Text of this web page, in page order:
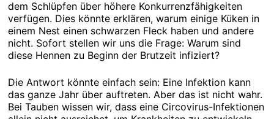
dem Schlüpfen über höhere Konkurrenzfähigkeiten
verfügen. Dies könnte erklären, warum einige Küken in
einem Nest einen schwarzen Fleck haben und andere
nicht. Sofort stellen wir uns die Frage: Warum sind
diese Hennen zu Beginn der Brutzeit infiziert?
Die Antwort könnte einfach sein: Eine Infektion kann
das ganze Jahr über auftreten. Aber das ist nicht wahr.
Bei Tauben wissen wir, dass eine Circovirus-Infektionen